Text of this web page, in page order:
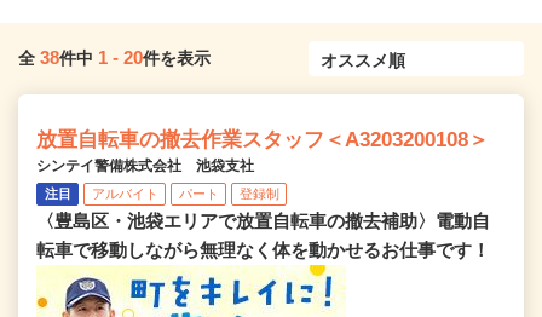
全 38件中 1 - 20件を表示
放置自転車の撤去作業スタッフ＜A3203200108＞
シンテイ警備株式会社 池袋支社
注目 アルバイト パート 登録制
〈豊島区・池袋エリアで放置自転車の撤去補助〉電動自
転車で移動しながら無理なく体を動かせるお仕事です！